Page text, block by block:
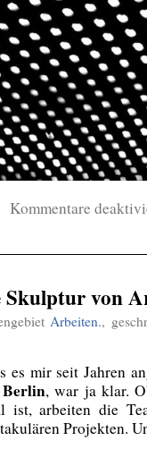
Kommentare
Skulptur von
Arbeiten.,
es mir seit Jahren
Berlin, war ja klar.
ist, arbeiten die
Projekten.